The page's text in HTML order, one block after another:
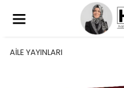
AİLE YAYINLARI